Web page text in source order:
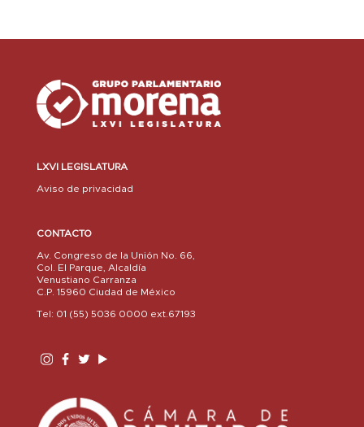
LXVI LEGISLATURA
Aviso de privacidad
CONTACTO
Av. Congreso de la Unión No. 66,
Col. El Parque, Alcaldía
Venustiano Carranza
C.P. 15960 Ciudad de México
Tel: 01 (55) 5036 0000 ext.67193